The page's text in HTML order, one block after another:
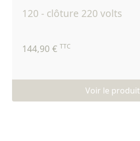
120 - clôture 220 volts
144,90 € TTC
Voir le produit